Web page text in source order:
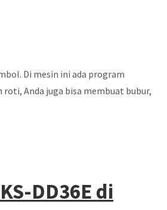
Di mesin ini ada program
Anda juga bisa membuat bubur,
DD36E di